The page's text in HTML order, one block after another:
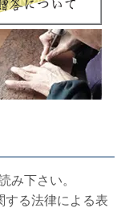
み下さい。
する法律による表